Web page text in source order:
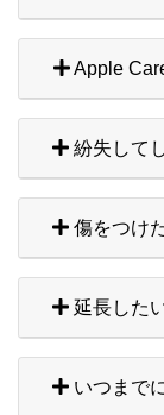
Apple
紛失して
傷をつけ
延長した
いつまで